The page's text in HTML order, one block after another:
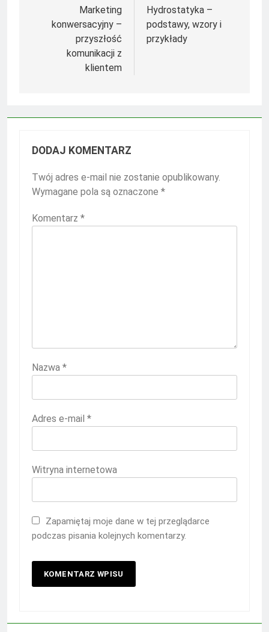
Marketing
konwersacyjny –
przyszłość
komunikacji z
klientem
Hydrostatyka –
podstawy, wzory i
przykłady
DODAJ KOMENTARZ
Twój adres e-mail nie zostanie opublikowany.
Wymagane pola są oznaczone *
Komentarz *
Nazwa *
Adres e-mail *
Witryna internetowa
Zapamiętaj moje dane w tej przeglądarce
podczas pisania kolejnych komentarzy.